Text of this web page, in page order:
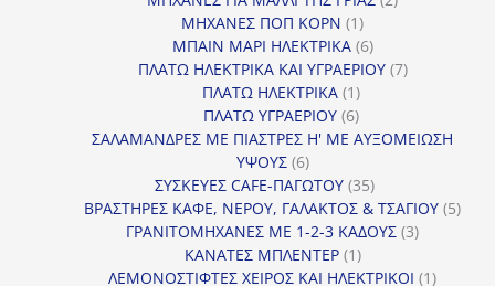
ΜΗΧΑΝΕΣ ΠΟΠ ΚΟΡΝ 11
προϊόν
ΜΠΑΙΝ ΜΑΡΙ ΗΛΕΚΤΡΙΚΑ 66
προϊόντα
ΠΛΑΤΩ ΗΛΕΚΤΡΙΚΑ ΚΑΙ ΥΓΡΑΕΡΙΟΥ 77
ΠΛΑΤΩ ΗΛΕΚΤΡΙΚΑ 11
προϊόν
ΠΛΑΤΩ ΥΓΡΑΕΡΙΟΥ 66
προϊόντα
ΣΑΛΑΜΑΝΔΡΕΣ ΜΕ ΠΙΑΣΤΡΕΣ Η' ΜΕ ΑΥΞΟΜΕΙΩΣΗ
ΥΨΟΥΣ 66
προϊόντα
ΣΥΣΚΕΥΕΣ CAFE-ΠΑΓΩΤΟΥ 3535
προϊόντα
ΒΡΑΣΤΗΡΕΣ ΚΑΦΕ, ΝΕΡΟΥ, ΓΑΛΑΚΤΟΣ & ΤΣΑΓΙΟΥ 55
ΓΡΑΝΙΤΟΜΗΧΑΝΕΣ ΜΕ 1-2-3 ΚΑΔΟΥΣ 33
ΚΑΝΑΤΕΣ ΜΠΛΕΝΤΕΡ 11
προϊόν
ΛΕΜΟΝΟΣΤΙΦΤΕΣ ΧΕΙΡΟΣ ΚΑΙ ΗΛΕΚΤΡΙΚΟΙ 11